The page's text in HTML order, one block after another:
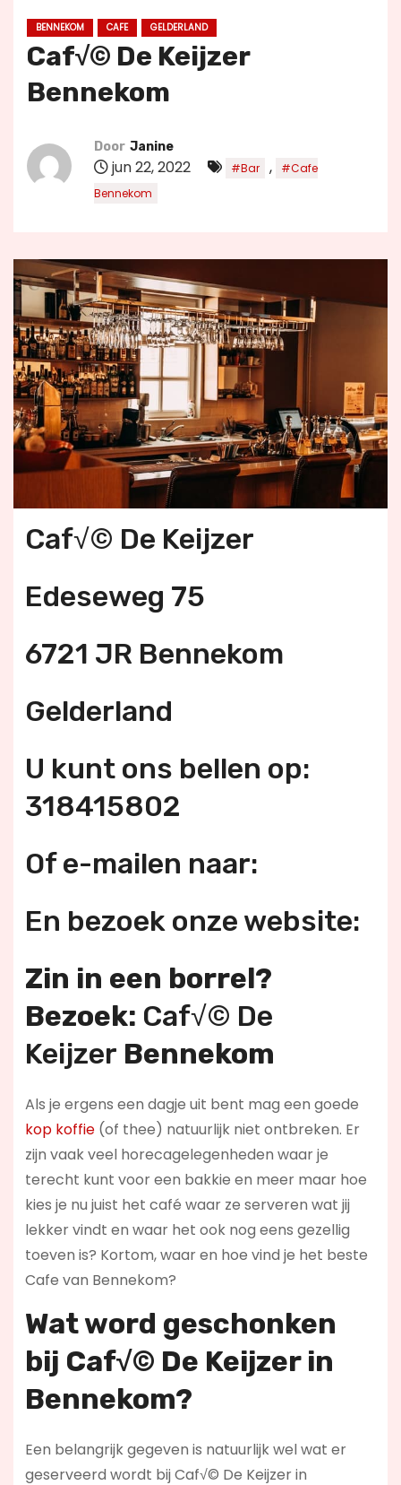
BENNEKOM CAFE GELDERLAND
Caf√© De Keijzer
Bennekom
Door Janine
jun 22, 2022 #Bar ,
#Cafe
Bennekom
Caf√© De Keijzer
Edeseweg 75
6721 JR Bennekom
Gelderland
U kunt ons bellen op:
318415802
Of e-mailen naar:
En bezoek onze website:
Zin in een borrel?
Bezoek: Caf√© De
Keijzer Bennekom
Als je ergens een dagje uit bent mag een goede
kop koffie(of thee) natuurlijk niet ontbreken. Er
zijn vaak veel horecagelegenheden waar je
terecht kunt voor een bakkie en meer maar hoe
kies je nu juist het café waar ze serveren wat jij
lekker vindt en waar het ook nog eens gezellig
toeven is? Kortom, waar en hoe vind je het beste
Cafe van Bennekom?
Wat word geschonken
bij Caf√© De Keijzer in
Bennekom?
Een belangrijk gegeven is natuurlijk wel wat er
geserveerd wordt bij Caf√© De Keijzer in